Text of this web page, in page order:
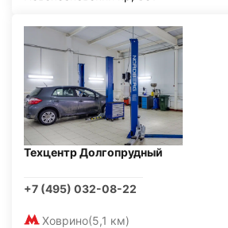
Техцентр Долгопрудный
+7 (495) 032-08-22
Ховрино(5,1 км)